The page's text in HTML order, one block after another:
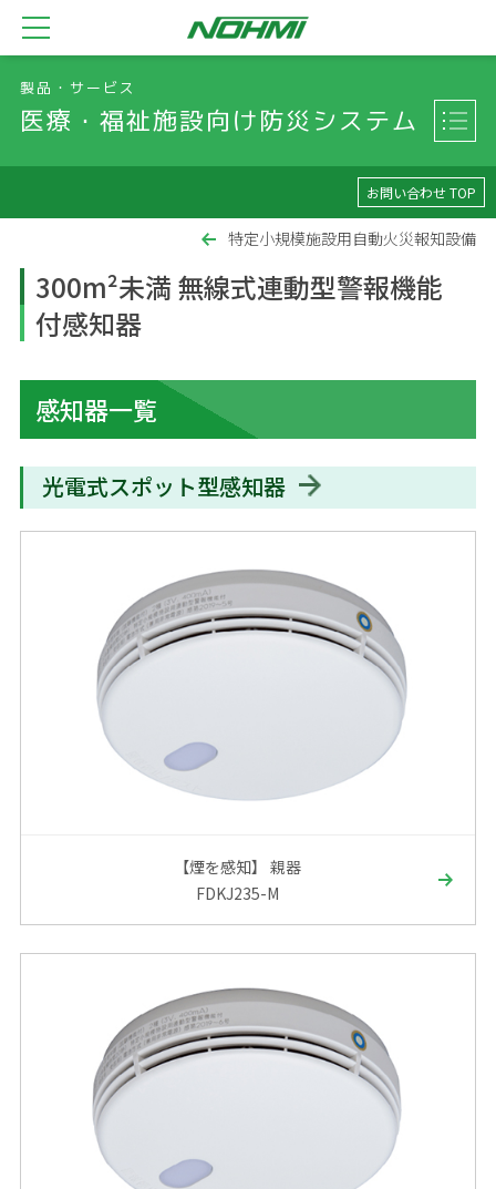
製品・サービス
医療・福祉施設向け防災システム
お問い合わせ TOP
特定小規模施設用自動火災報知設備
300m²未満 無線式連動型警報機能
付感知器
感知器一覧
光電式スポット型感知器
【煙を感知】 親器
FDKJ235-M